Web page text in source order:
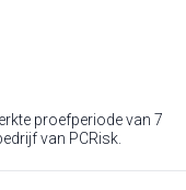
proefperiode van 7
van PCRisk.